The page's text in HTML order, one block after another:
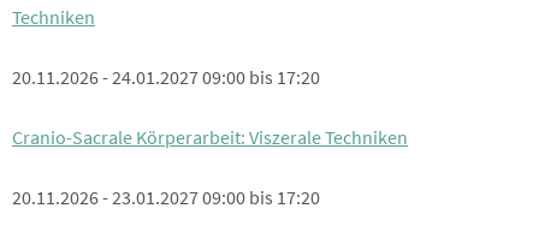
Techniken
20.11.2026 - 24.01.2027 09:00 bis 17:20
Cranio-Sacrale Körperarbeit: Viszerale Techniken
20.11.2026 - 23.01.2027 09:00 bis 17:20